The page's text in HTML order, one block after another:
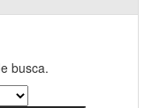
busca.